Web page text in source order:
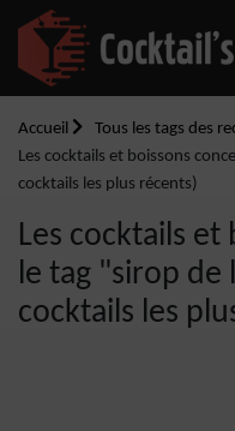
Accueil
Tous les tags des
Les cocktails et boissons
cocktails les plus récents)
Les cocktails
le tag "sirop de
cocktails les